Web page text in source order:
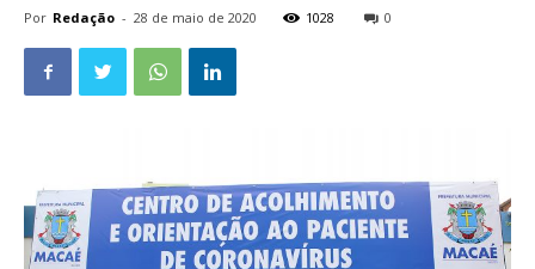
Por Redação - 28 de maio de 2020 1028 0